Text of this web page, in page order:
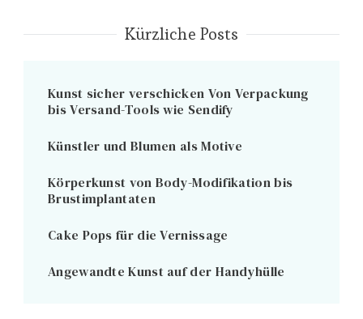
Kürzliche Posts
Kunst sicher verschicken Von Verpackung
bis Versand-Tools wie Sendify
Künstler und Blumen als Motive
Körperkunst von Body-Modifikation bis
Brustimplantaten
Cake Pops für die Vernissage
Angewandte Kunst auf der Handyhülle